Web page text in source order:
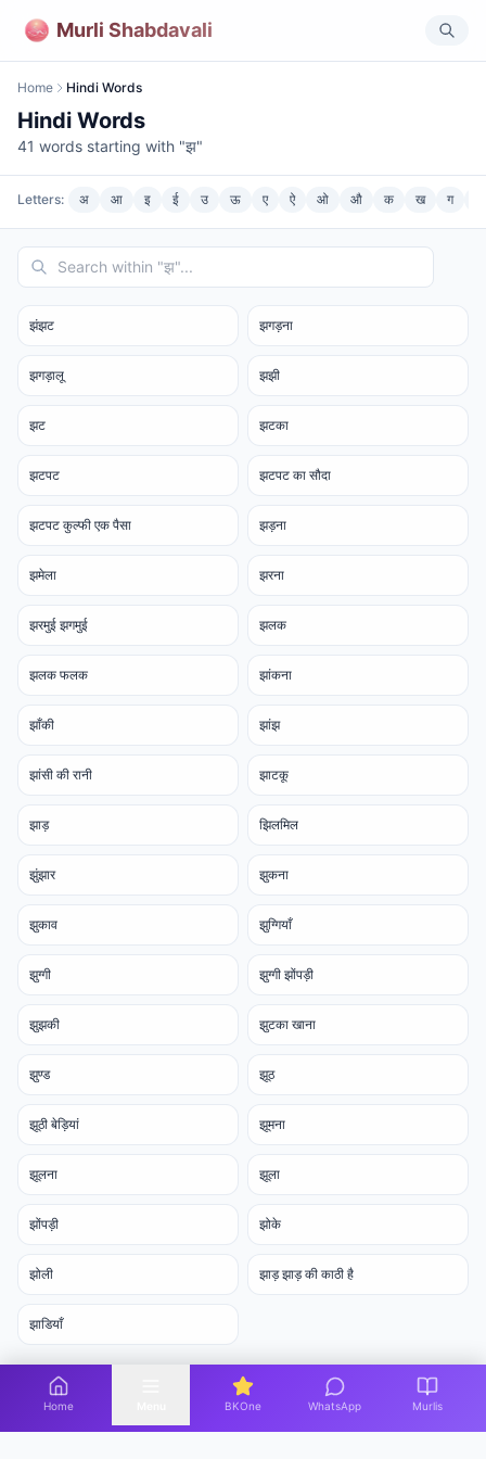
Murli Shabdavali
Home Hindi Words
Hindi Words
41 words starting with "झ"
Letters: अ आ इ ई उ ऊ ए ऐ ओ औ क ख ग
झंझट झगड़ना
झगड़ालू झझी
झट झटका
झटपट झटपट का सौदा
झटपट कुल्फी एक पैसा झड़ना
झमेला झरना
झरमुई झगमुई झलक
झलक फलक झांकना
झाँकी झांझ
झांसी की रानी झाटकू
झाड़ झिलमिल
झुंझार झुकना
झुकाव झुग्गियाँ
झुग्गी झुग्गी झोंपड़ी
झुझकी झुटका खाना
झुण्ड झूठ
झूठी बेड़ियां झूमना
झूलना झूला
झोंपड़ी झोके
झोली झाड़ झाड़ की काठी है
झाडियाँ
Home BKOne WhatsApp Murlis